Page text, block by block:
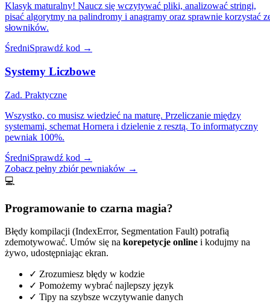
Klasyk maturalny! Naucz się wczytywać pliki, analizować stringi,
pisać algorytmy na palindromy i anagramy oraz sprawnie korzystać
słowników.
ŚredniSprawdź kod →
Systemy Liczbowe
Zad. Praktyczne
Wszystko, co musisz wiedzieć na maturę. Przeliczanie między
systemami, schemat Hornera i dzielenie z resztą. To informatyczny
pewniak 100%.
ŚredniSprawdź kod →
Zobacz pełny zbiór pewniaków →
💻
Programowanie to czarna magia?
Błędy kompilacji (IndexError, Segmentation Fault) potrafią
zdemotywować. Umów się na korepetycje online i kodujmy na
żywo, udostępniając ekran.
✓ Zrozumiesz błędy w kodzie
✓ Pomożemy wybrać najlepszy język
✓ Tipy na szybsze wczytywanie danych